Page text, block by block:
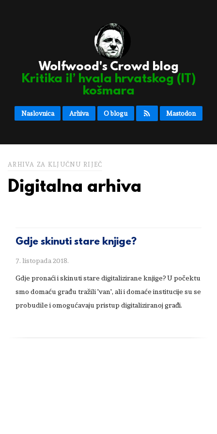
Wolfwood's Crowd blog
Kritika il’ hvala hrvatskog (IT)
košmara
Naslovnica Arhiva O blogu Mastodon
ARHIVA ZA KLJUČNU RIJEČ
Digitalna arhiva
Gdje skinuti stare knjige?
7. listopada 2018.
Gdje pronaći i skinuti stare digitalizirane knjige? U počektu
smo domaću građu tražili 'van', ali i domaće institucije su se
probudile i omogućavaju pristup digitaliziranoj građi.